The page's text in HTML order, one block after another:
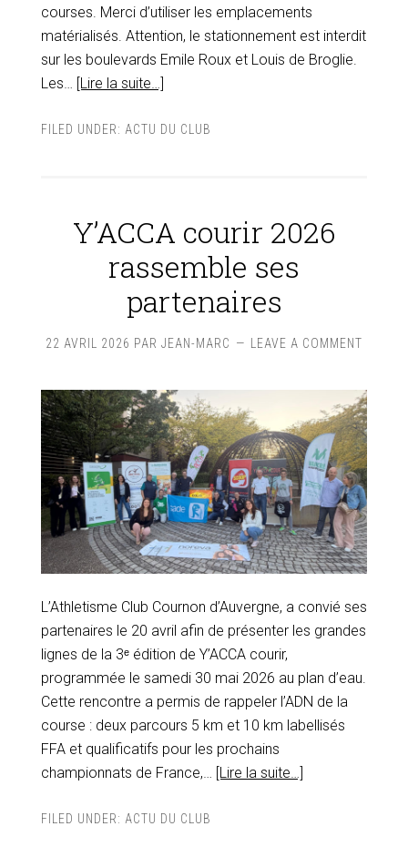
courses. Merci d’utiliser les emplacements
matérialisés. Attention, le stationnement est interdit
sur les boulevards Emile Roux et Louis de Broglie.
Les… [Lire la suite…]
FILED UNDER: ACTU DU CLUB
Y’ACCA courir 2026
rassemble ses
partenaires
22 AVRIL 2026 PAR JEAN-MARC LEAVE A COMMENT
L’Athletisme Club Cournon d’Auvergne, a convié ses
partenaires le 20 avril afin de présenter les grandes
lignes de la 3ᵉ édition de Y’ACCA courir,
programmée le samedi 30 mai 2026 au plan d’eau.
Cette rencontre a permis de rappeler l’ADN de la
course : deux parcours 5 km et 10 km labellisés
FFA et qualificatifs pour les prochains
championnats de France,…
[Lire la suite…]
FILED UNDER: ACTU DU CLUB